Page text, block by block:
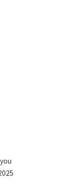
立即購買